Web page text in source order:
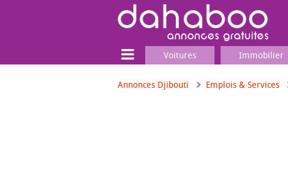
Voitures Immobilier
Annonces Djibouti Emplois & Services